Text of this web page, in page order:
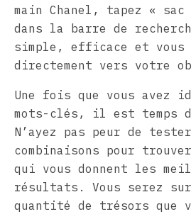
main Chanel, tapez « sac
dans la barre de
simple, efficace et vous
directement vers votre
Une fois que vous avez
mots-clés, il est temps
N’ayez pas peur de
combinaisons pour
qui vous donnent les
résultats. Vous serez
quantité de trésors que